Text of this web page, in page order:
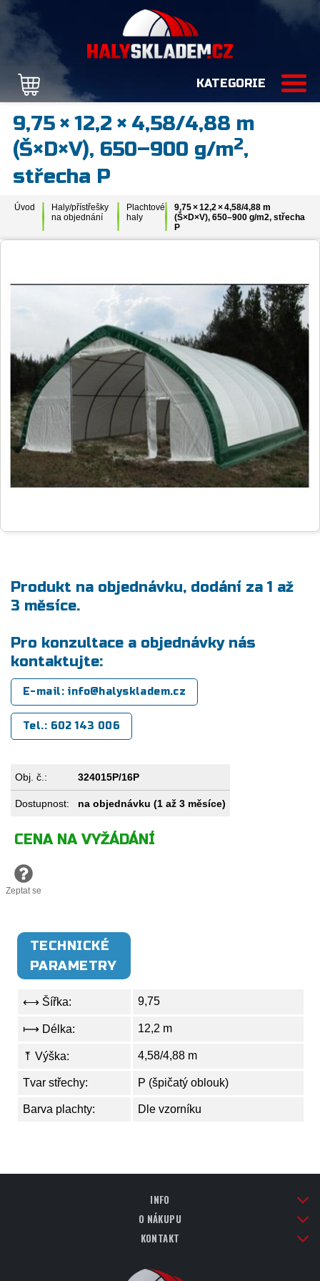
KATEGORIE
9,75 × 12,2 × 4,58/4,88 m
(Š×D×V), 650–900 g/m2,
střecha P
Úvod
Haly/přístřešky
na objednání
Plachtové
haly
9,75 × 12,2 × 4,58/4,88 m
(Š×D×V), 650–900 g/m2, střecha
P
Produkt na objednávku, dodání za 1 až
3 měsíce.
Pro konzultace a objednávky nás
kontaktujte:
E-mail: info@halyskladem.cz
Tel.: 602 143 006
Obj. č.: 324015P/16P
Dostupnost: na objednávku (1 až 3 měsíce)
CENA NA VYŽÁDÁNÍ
Zeptat se
TECHNICKÉ
PARAMETRY
⟷ Šířka: 9,75
⟼ Délka: 12,2 m
⤒ Výška: 4,58/4,88 m
Tvar střechy: P (špičatý oblouk)
Barva plachty: Dle vzorníku
INFO
O NÁKUPU
KONTAKT